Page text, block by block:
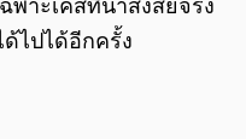
พาะเคสที่น่าสงสัยจริง
ไปได้อีกครั้ง